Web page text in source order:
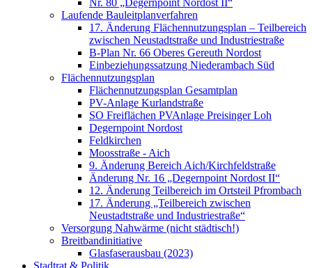
Nr. 80 „Degernpoint Nordost II“
Laufende Bauleitplanverfahren
17. Änderung Flächennutzungsplan – Teilbereich
zwischen Neustadtstraße und Industriestraße
B-Plan Nr. 66 Oberes Gereuth Nordost
Einbeziehungssatzung Niederambach Süd
Flächennutzungsplan
Flächennutzungsplan Gesamtplan
PV-Anlage Kurlandstraße
SO Freiflächen PV­Anlage Preisinger Loh
Degernpoint Nordost
Feldkirchen
Moosstraße - Aich
9. Änderung Bereich Aich/Kirchfeldstraße
Änderung Nr. 16 „Degernpoint Nordost II“
12. Änderung Teilbereich im Ortsteil Pfrombach
17. Änderung „Teilbereich zwischen
Neustadtstraße und Industriestraße“
Versorgung Nahwärme (nicht städtisch!)
Breitbandinitiative
Glasfaserausbau (2023)
Stadtrat & Politik